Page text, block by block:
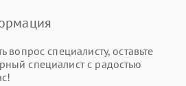
вопрос специалисту, оставьте
специалист с радостью